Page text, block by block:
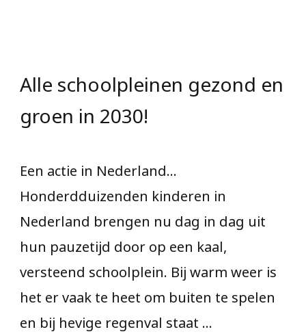
Alle schoolpleinen gezond en
groen in 2030!
Een actie in Nederland…
Honderdduizenden kinderen in
Nederland brengen nu dag in dag uit
hun pauzetijd door op een kaal,
versteend schoolplein. Bij warm weer is
het er vaak te heet om buiten te spelen
en bij hevige regenval staat …